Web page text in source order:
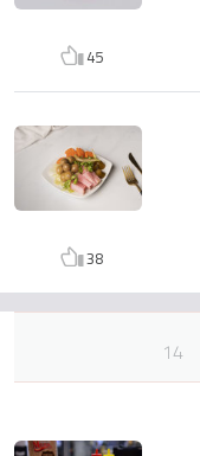
45
38
14